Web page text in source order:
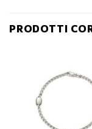
PRODOTTI